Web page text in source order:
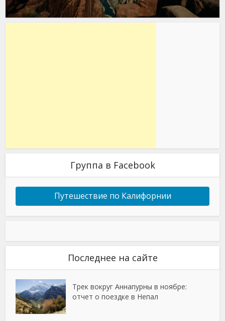
Группа в Facebook
Путешествие по Калифорнии
Последнее на сайте
Трек вокруг Аннапурны в ноябре:
отчет о поездке в Непал